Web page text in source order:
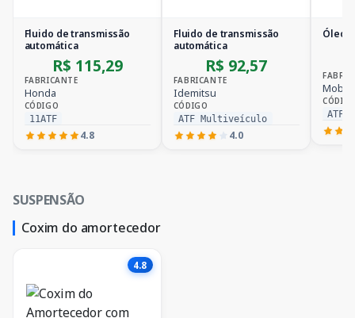
Fluido de transmissão
automática
R$ 115,29
FABRICANTE
Honda
CÓDIGO
11ATF
4.8
Fluido de transmissão
automática
R$ 92,57
FABRICANTE
Idemitsu
CÓDIGO
ATF Multiveículo
4.0
Óleo
Mobil
ATF
SUSPENSÃO
Coxim do amortecedor
4.8